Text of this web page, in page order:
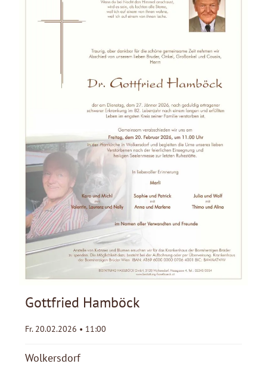
Gottfried Hamböck
Fr. 20.02.2026 • 11:00
Wolkersdorf